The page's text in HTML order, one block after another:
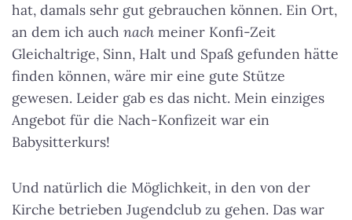
hat, damals sehr gut gebrauchen können. Ein Ort,
an dem ich auch nach meiner Konfi-Zeit
Gleichaltrige, Sinn, Halt und Spaß gefunden hätte
finden können, wäre mir eine gute Stütze
gewesen. Leider gab es das nicht. Mein einziges
Angebot für die Nach-Konfizeit war ein
Babysitterkurs!
Und natürlich die Möglichkeit, in den von der
Kirche betrieben Jugendclub zu gehen. Das war